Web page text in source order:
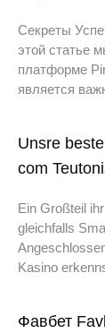
Секреты
этой статье
платформе
является
Unsre
com
Ein Großteil
gleichfalls
Kasino
Фавбет